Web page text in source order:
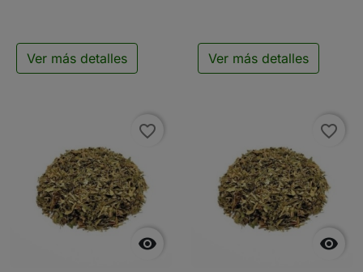
Ver más detalles Ver más detalles

favorite_border

favorite_border